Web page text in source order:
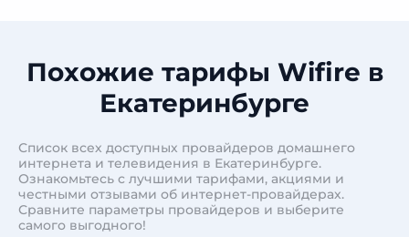
Похожие тарифы Wifire в
Екатеринбурге
Список всех доступных провайдеров домашнего
интернета и телевидения в Екатеринбурге.
Ознакомьтесь с лучшими тарифами, акциями и
честными отзывами об интернет-провайдерах.
Сравните параметры провайдеров и выберите
самого выгодного!